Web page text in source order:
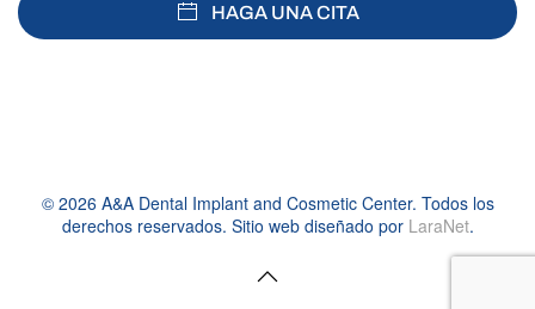
HAGA UNA CITA
© 2026 A&A Dental Implant and Cosmetic Center. Todos los
derechos reservados. Sitio web diseñado por LaraNet.